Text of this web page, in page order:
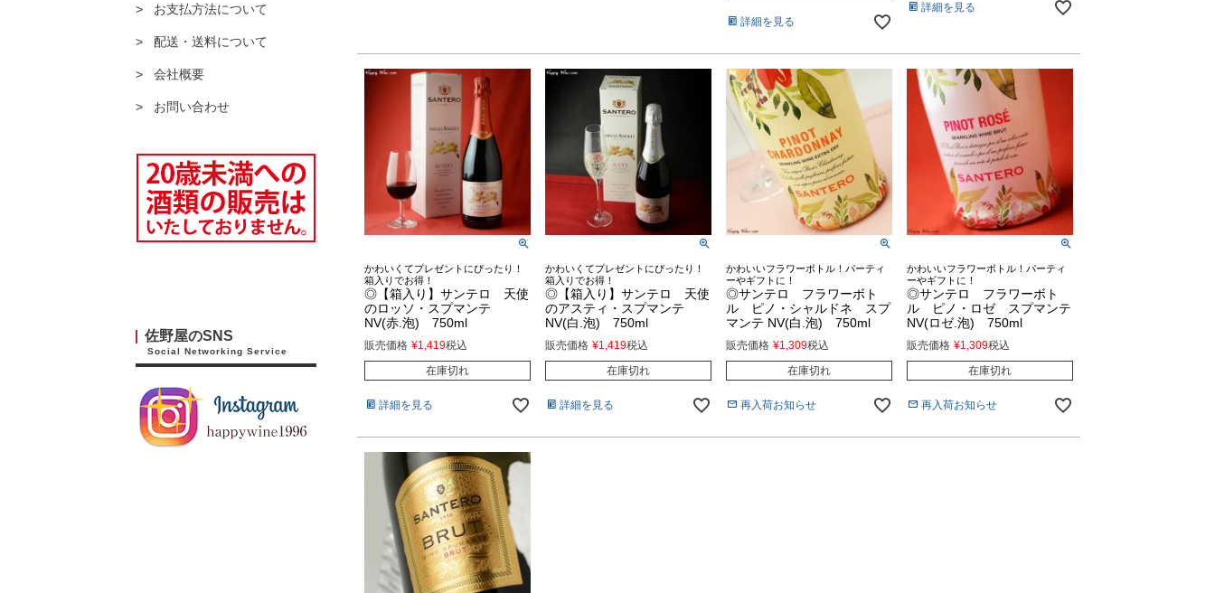
お支払方法について
配送・送料について
会社概要
お問い合わせ
佐野屋のSNS
Social Networking Service
詳細を見る
詳細を見る
かわいくてプレゼントにぴったり！
箱入りでお得！
◎【箱入り】サンテロ 天使
のロッソ・スプマンテ
NV(赤.泡) 750ml
販売価格 ¥1,419税込
在庫切れ
詳細を見る
かわいくてプレゼントにぴったり！
箱入りでお得！
◎【箱入り】サンテロ 天使
のアスティ・スプマンテ
NV(白.泡) 750ml
販売価格 ¥1,419税込
在庫切れ
詳細を見る
かわいいフラワーボトル！パーティ
ーやギフトに！
◎サンテロ フラワーボト
ル ピノ・シャルドネ スプ
マンテ NV(白.泡) 750ml
販売価格 ¥1,309税込
在庫切れ
再入荷お知らせ
かわいいフラワーボトル！パーティ
ーやギフトに！
◎サンテロ フラワーボト
ル ピノ・ロゼ スプマンテ
NV(ロゼ.泡) 750ml
販売価格 ¥1,309税込
在庫切れ
再入荷お知らせ